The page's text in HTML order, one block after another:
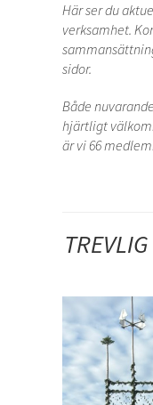
Här ser du
verksamhet.
sidor.
Både
hjärtligt
är vi 66